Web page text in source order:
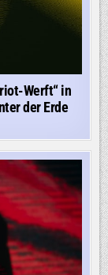
Werft“ in
der Erde